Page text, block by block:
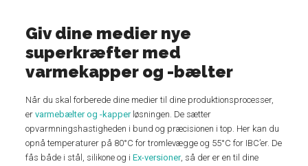
Giv dine medier nye
superkræfter med
varmekapper og -bælter
Når du skal forberede dine medier til dine produktionsprocesser,
ervarmebælter og -kapperløsningen. De sætter
opvarmningshastigheden i bund og præcisionen i top. Her kan du
opnå temperaturer på 80°C for tromlevægge og 55°C for IBC’er. De
fås både i stål, silikone og iEx-versioner, så der er en til dine